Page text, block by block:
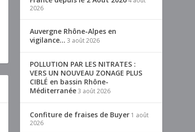
2026
Auvergne Rhône-Alpes en
vigilance… 3 août 2026
POLLUTION PAR LES NITRATES :
VERS UN NOUVEAU ZONAGE PLUS
CIBLÉ en bassin Rhône-
Méditerranée3 août 2026
Confiture de fraises de Buyer 1 août
2026